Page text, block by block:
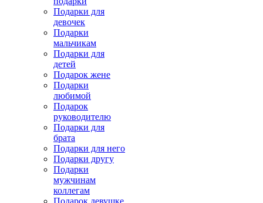
Подарки для
девочек
Подарки
мальчикам
Подарки для
детей
Подарок жене
Подарки
любимой
Подарок
руководителю
Подарки для
брата
Подарки для него
Подарки другу
Подарки
мужчинам
коллегам
Подарок девушке